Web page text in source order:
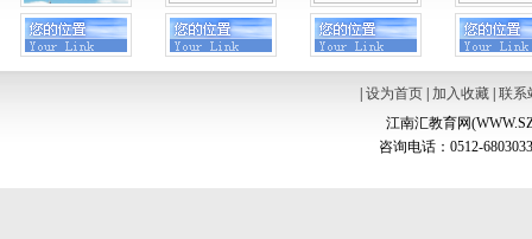
设为首页| 加入收藏| 联系
江南汇教育网
咨询电话：0512-